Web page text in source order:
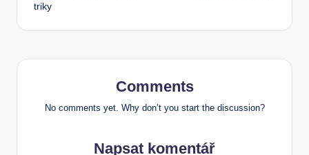
triky
Comments
No comments yet. Why don’t you start the discussion?
Napsat komentář